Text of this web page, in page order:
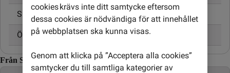
Skicka MMS 5,00 kr
Öppningsavgift 0,95 kr
Från Sydsudan till
cookies krävs inte ditt samtycke eftersom
dessa cookies är nödvändiga för att innehållet
på webbplatsen ska kunna visas.
Genom att klicka på ”Acceptera alla cookies”
samtycker du till samtliga kategorier av